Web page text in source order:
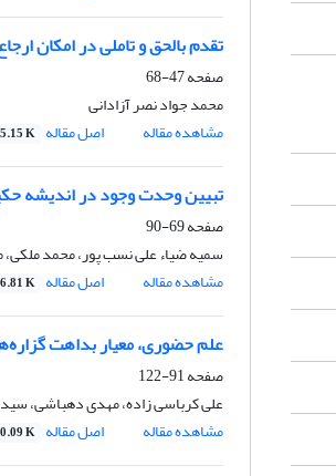
تقدم بالحق و تاملی در امکان
صفحه47-68
محمد جواد نصر آزادانی
مشاهده مقاله
اصل مقاله K
تبیین وحدت وجود در اندیشه
صفحه69-90
سمیه ضیاء علی نسب پور، محمد
مشاهده مقاله
اصل مقاله K
علم حضوری، معیار بداهت
صفحه91-122
علی کرباسی زاده، مهدی دهباشی،
مشاهده مقاله
اصل مقاله K